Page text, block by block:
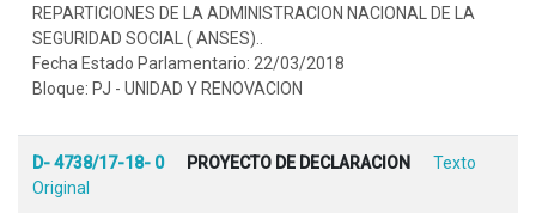
REPARTICIONES DE LA ADMINISTRACION NACIONAL DE LA
SEGURIDAD SOCIAL ( ANSES)..
Fecha Estado Parlamentario: 22/03/2018
Bloque: PJ - UNIDAD Y RENOVACION
D- 4738/17-18- 0 PROYECTO DE DECLARACION
Texto
Original